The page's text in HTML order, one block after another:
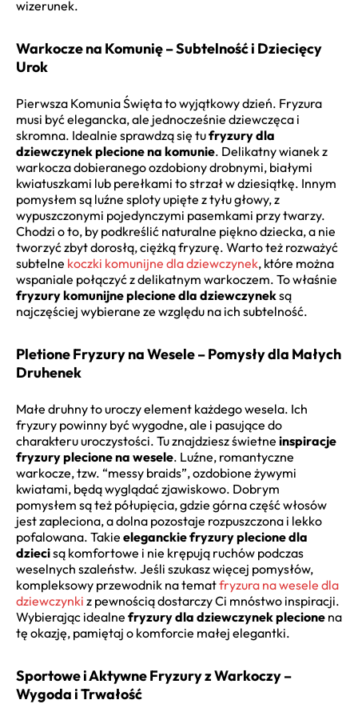
wizerunek.
Warkocze na Komunię – Subtelność i Dziecięcy
Urok
Pierwsza Komunia Święta to wyjątkowy dzień. Fryzura
musi być elegancka, ale jednocześnie dziewczęca i
skromna. Idealnie sprawdzą się tufryzury dla
dziewczynek plecione na komunie. Delikatny wianek z
warkocza dobieranego ozdobiony drobnymi, białymi
kwiatuszkami lub perełkami to strzał w dziesiątkę. Innym
pomysłem są luźne sploty upięte z tyłu głowy, z
wypuszczonymi pojedynczymi pasemkami przy twarzy.
Chodzi o to, by podkreślić naturalne piękno dziecka, a nie
tworzyć zbyt dorosłą, ciężką fryzurę. Warto też rozważyć
subtelne koczki komunijne dla dziewczynek, które można
wspaniale połączyć z delikatnym warkoczem. To właśnie
fryzury komunijne plecione dla dziewczyneksą
najczęściej wybierane ze względu na ich subtelność.
Pletione Fryzury na Wesele – Pomysły dla Małych
Druhenek
Małe druhny to uroczy element każdego wesela. Ich
fryzury powinny być wygodne, ale i pasujące do
charakteru uroczystości. Tu znajdziesz świetne inspiracje
fryzury plecione na wesele. Luźne, romantyczne
warkocze, tzw. “messy braids”, ozdobione żywymi
kwiatami, będą wyglądać zjawiskowo. Dobrym
pomysłem są też półupięcia, gdzie górna część włosów
jest zapleciona, a dolna pozostaje rozpuszczona i lekko
pofalowana. Takie eleganckie fryzury plecione dla
dziecisą komfortowe i nie krępują ruchów podczas
weselnych szaleństw. Jeśli szukasz więcej pomysłów,
kompleksowy przewodnik na tematfryzura na wesele dla
dziewczynki z pewnością dostarczy Ci mnóstwo inspiracji.
Wybierając idealne fryzury dla dziewczynek plecione na
tę okazję, pamiętaj o komforcie małej elegantki.
Sportowe i Aktywne Fryzury z Warkoczy –
Wygoda i Trwałość